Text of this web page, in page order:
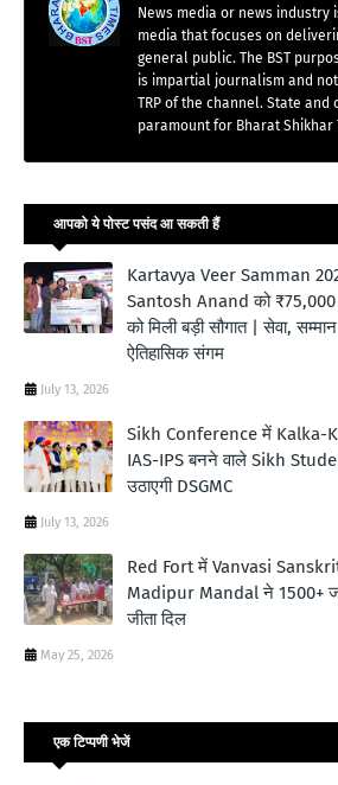
News media or news industry
media that focuses on
general public. The BST
is impartial journalism and
TRP of the channel. State
paramount for Bharat Shikhar
आपको ये पोस्ट पसंद आ सकती हैं
Kartavya Veer Samman
Santosh Anand को ₹75,000
को मिली बड़ी सौगात | सेवा,
ऐतिहासिक संगम
July 13, 2026
Sikh Conference में Kalka-
IAS-IPS बनने वाले Sikh
उठाएगी DSGMC
July 13, 2026
Red Fort में Vanvasi
Madipur Mandal ने 1500+
जीता दिल
May 25, 2026
एक टिप्पणी भेजें